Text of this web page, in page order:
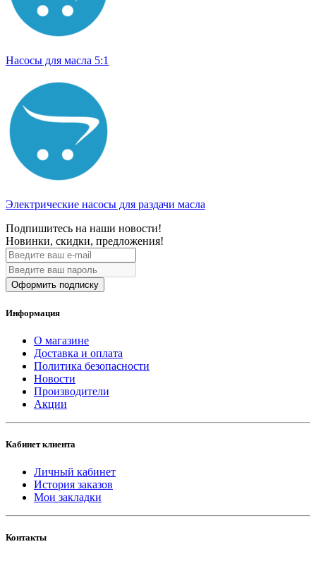
Насосы для масла 5:1
Электрические насосы для раздачи масла
Подпишитесь на наши новости!
Новинки, скидки, предложения!
Оформить подписку
Информация
О магазине
Доставка и оплата
Политика безопасности
Новости
Производители
Акции
Кабинет клиента
Личный кабинет
История заказов
Мои закладки
Контакты